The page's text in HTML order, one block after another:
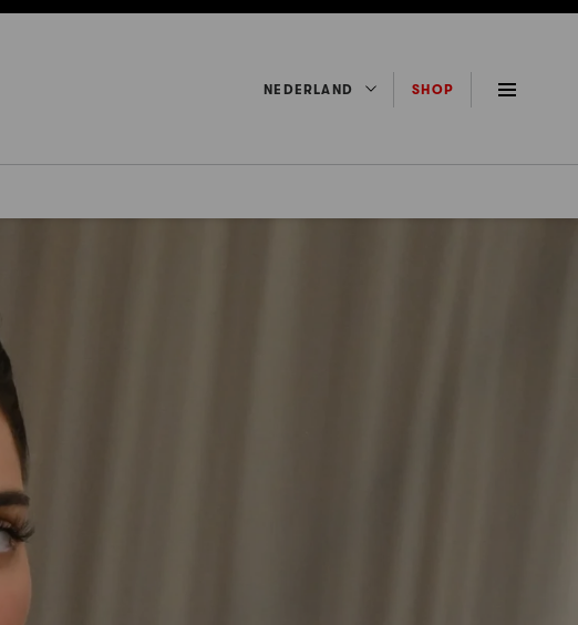
NEDERLAND SHOP